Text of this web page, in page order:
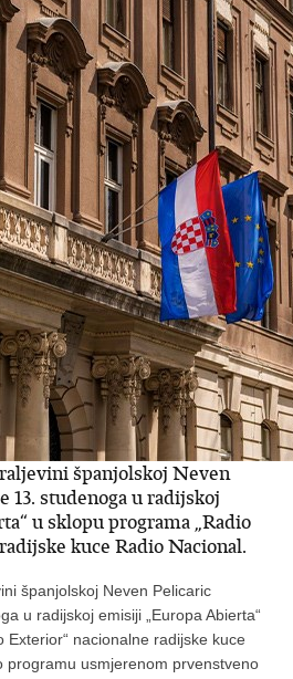
španjolskoj Neven
13. studenoga u radijskoj
u sklopu programa „Radio
kuce Radio Nacional.
španjolskoj Neven Pelicaric
u radijskoj emisiji „Europa Abierta“
Exterior“ nacionalne radijske kuce
programu usmjerenom prvenstveno